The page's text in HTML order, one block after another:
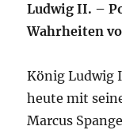
Ludwig II. –
Wahrheiten
König Ludwig
heute mit
Marcus